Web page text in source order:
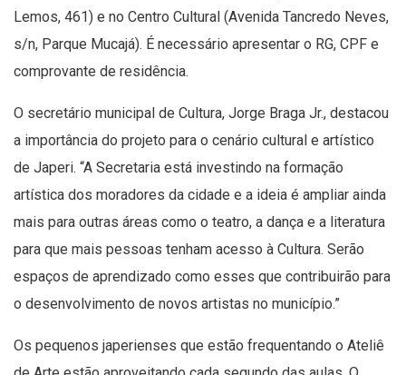
Lemos, 461) e no Centro Cultural (Avenida Tancredo Neves,
s/n, Parque Mucajá). É necessário apresentar o RG, CPF e
comprovante de residência.
O secretário municipal de Cultura, Jorge Braga Jr., destacou
a importância do projeto para o cenário cultural e artístico
de Japeri. “A Secretaria está investindo na formação
artística dos moradores da cidade e a ideia é ampliar ainda
mais para outras áreas como o teatro, a dança e a literatura
para que mais pessoas tenham acesso à Cultura. Serão
espaços de aprendizado como esses que contribuirão para
o desenvolvimento de novos artistas no município.”
Os pequenos japerienses que estão frequentando o Ateliê